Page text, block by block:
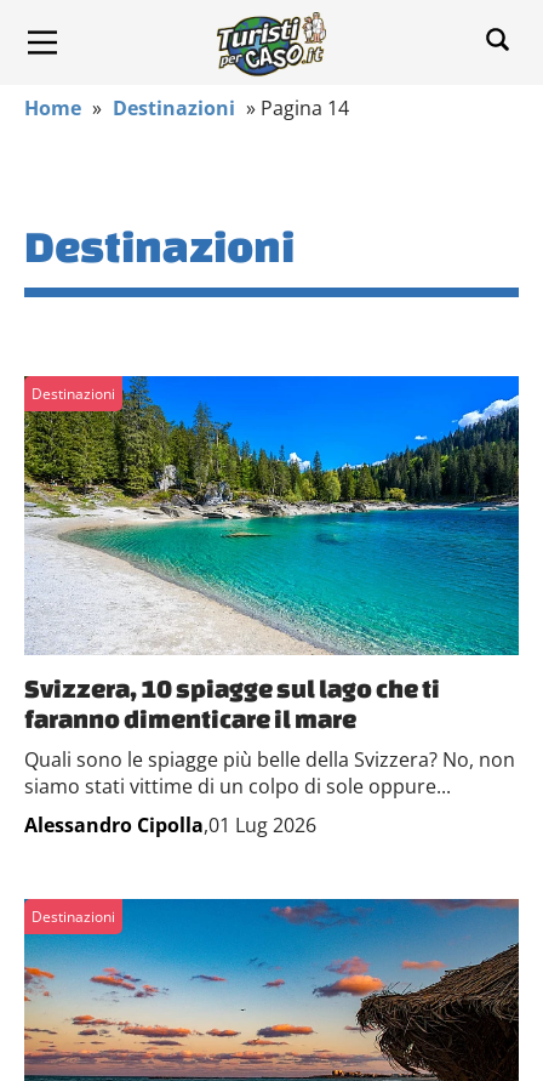
Home » Destinazioni » Pagina 14
Destinazioni
Destinazioni
Svizzera, 10 spiagge sul lago che ti
faranno dimenticare il mare
Quali sono le spiagge più belle della Svizzera? No, non
siamo stati vittime di un colpo di sole oppure...
Alessandro Cipolla,01 Lug 2026
Destinazioni